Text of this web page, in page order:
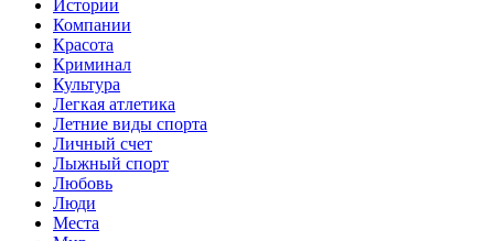
Истории
Компании
Красота
Криминал
Культура
Легкая атлетика
Летние виды спорта
Личный счет
Лыжный спорт
Любовь
Люди
Места